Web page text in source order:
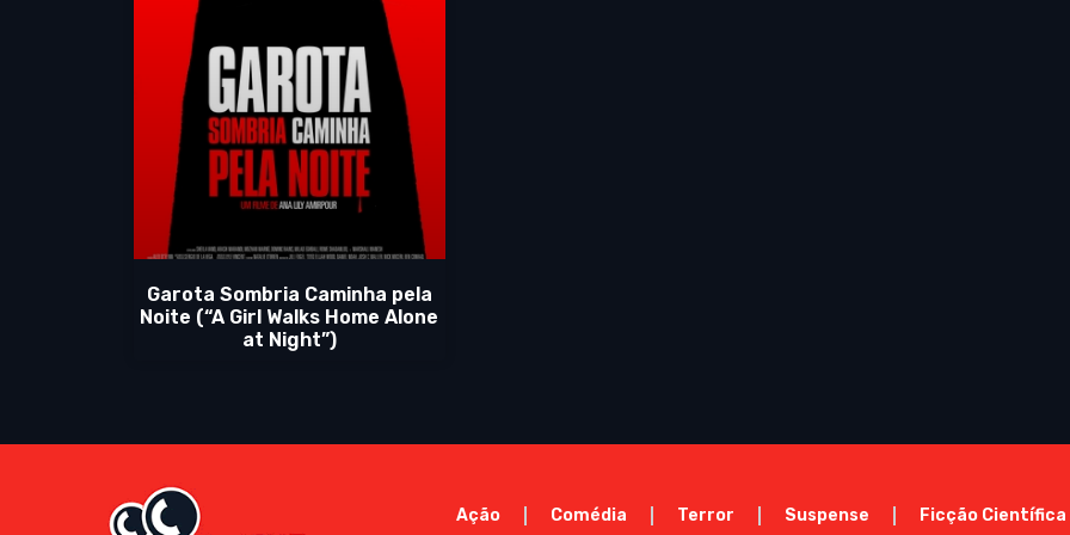
Garota Sombria Caminha pela
Noite (“A Girl Walks Home Alone
at Night”)
Ação Comédia Terror Suspense Ficção Científica